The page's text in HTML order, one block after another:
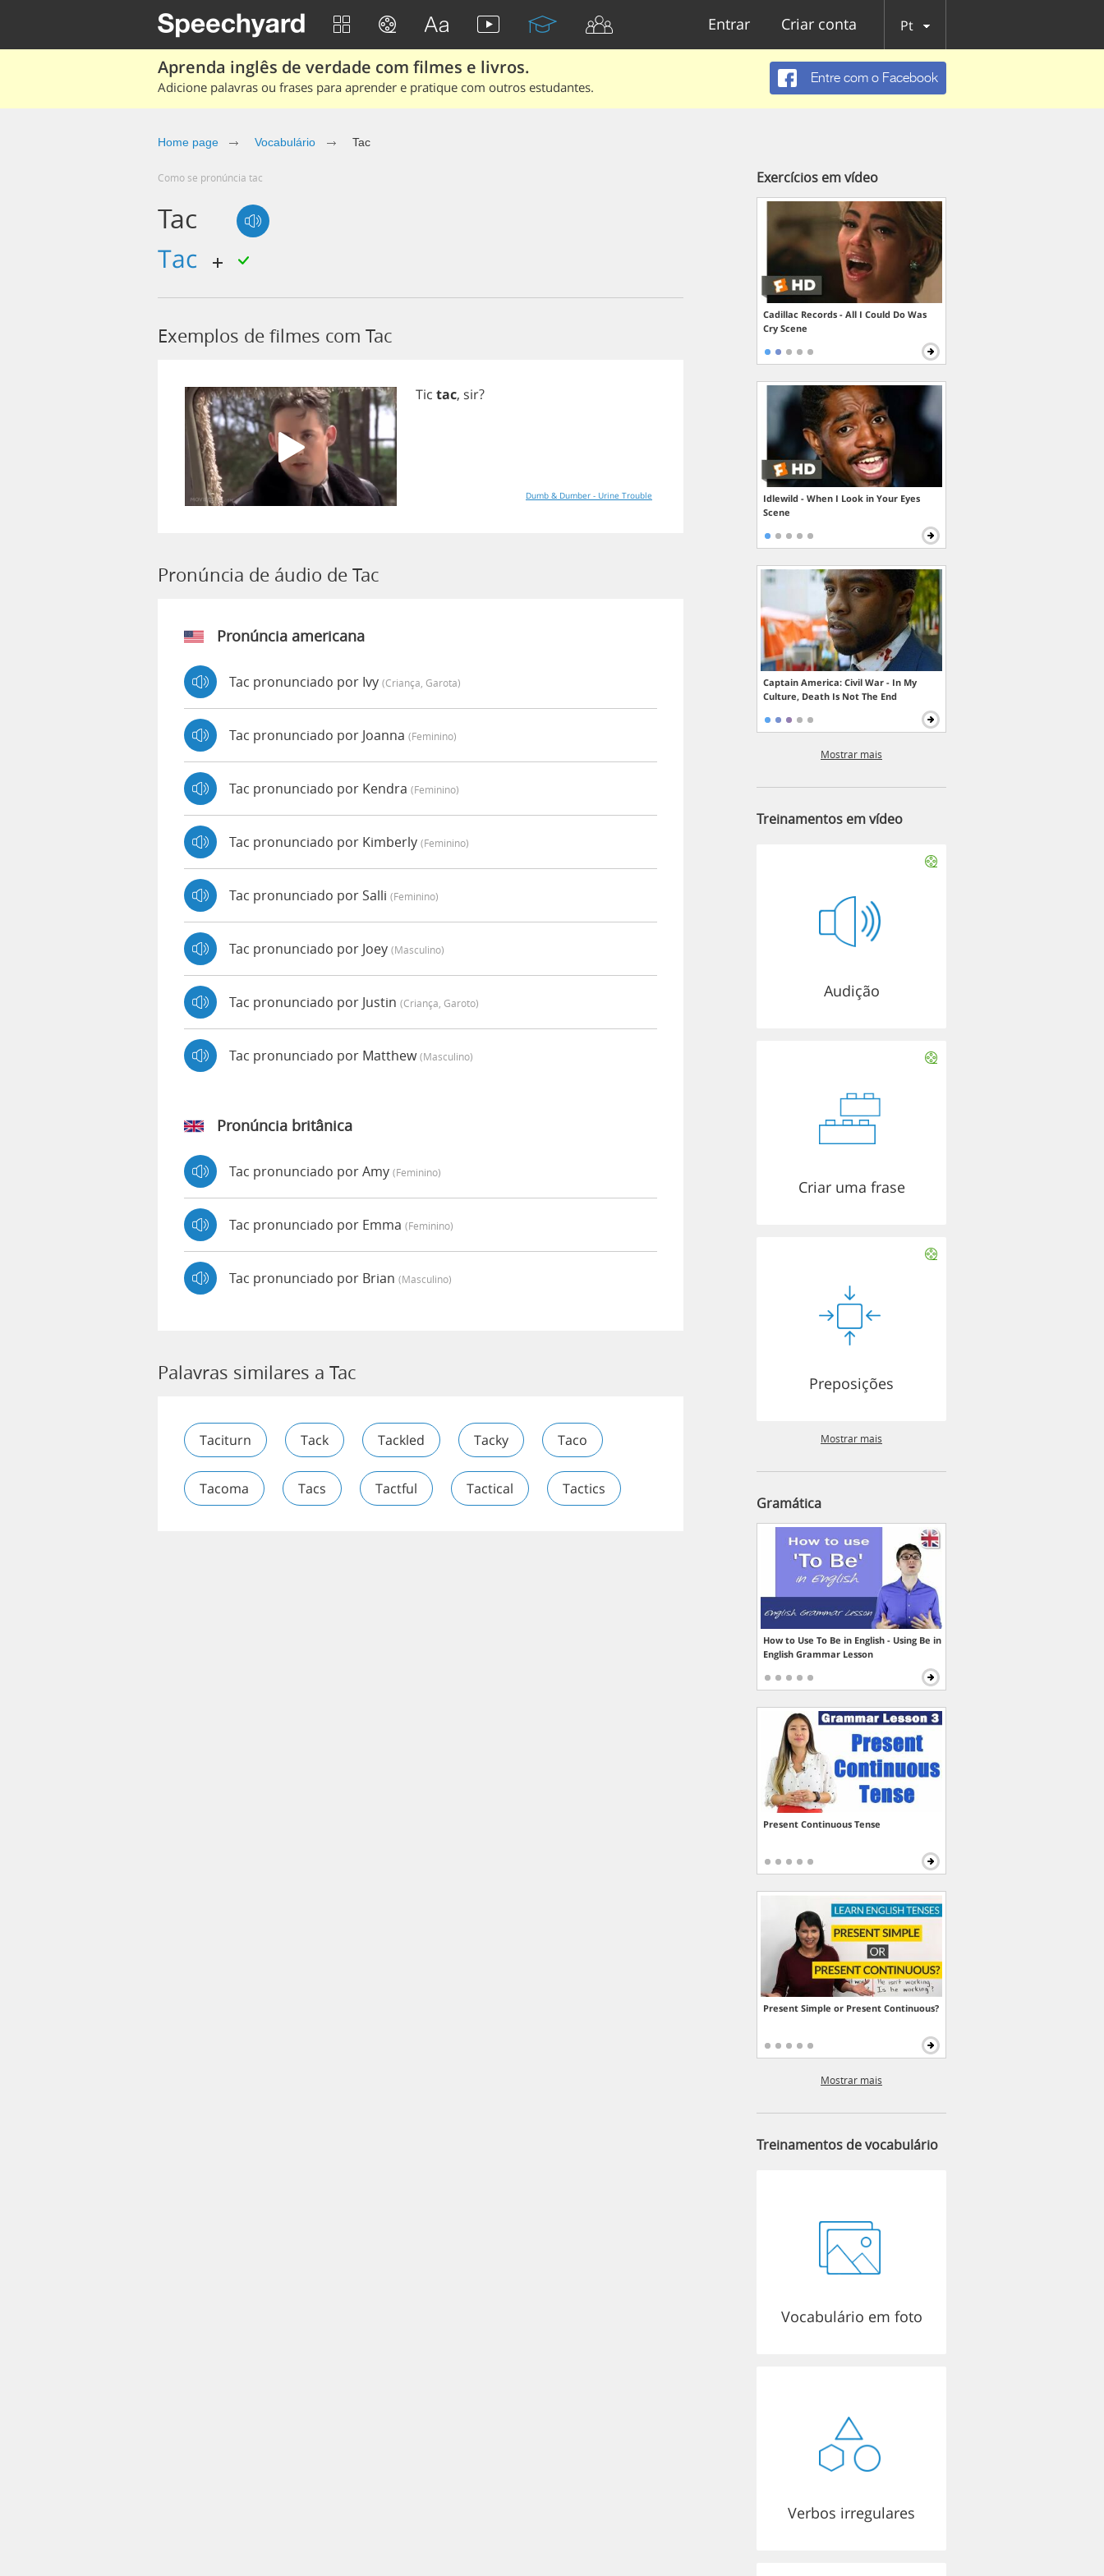
Entrar Criar conta Pt
Aprenda inglês de verdade com filmes e livros.
Adicione palavras ou frases para aprender e pratique com outros estudantes.
Entre com o Facebook
Home page Vocabulário Tac
Como se pronúncia tac
Tac
tac
Exemplos de filmes com Tac
Tic tac, sir?
Dumb & Dumber - Urine Trouble
Pronúncia de áudio de Tac
Pronúncia americana
Tac pronunciado por Ivy (criança, Garota)
Tac pronunciado por Joanna (feminino)
Tac pronunciado por Kendra (feminino)
Tac pronunciado por Kimberly (feminino)
Tac pronunciado por Salli (feminino)
Tac pronunciado por Joey (masculino)
Tac pronunciado por Justin (criança, Garoto)
Tac pronunciado por Matthew(masculino)
Pronúncia britânica
Tac pronunciado por Amy (feminino)
Tac pronunciado por Emma (feminino)
Tac pronunciado por Brian (masculino)
Palavras similares a Tac
Taciturn Tack Tackled Tacky Taco
Tacoma Tacs Tactful Tactical Tactics
Exercícios em vídeo
Cadillac Records - All I Could Do Was
Cry Scene
Idlewild - When I Look in Your Eyes
Scene
Captain America: Civil War - In My
Culture, Death Is Not The End
Mostrar mais
Treinamentos em vídeo
Audição
Criar uma frase
Preposições
Mostrar mais
Gramática
How to Use To Be in English - Using Be in
English Grammar Lesson
Present Continuous Tense
Present Simple or Present Continuous?
Mostrar mais
Treinamentos de vocabulário
Vocabulário em foto
Verbos irregulares